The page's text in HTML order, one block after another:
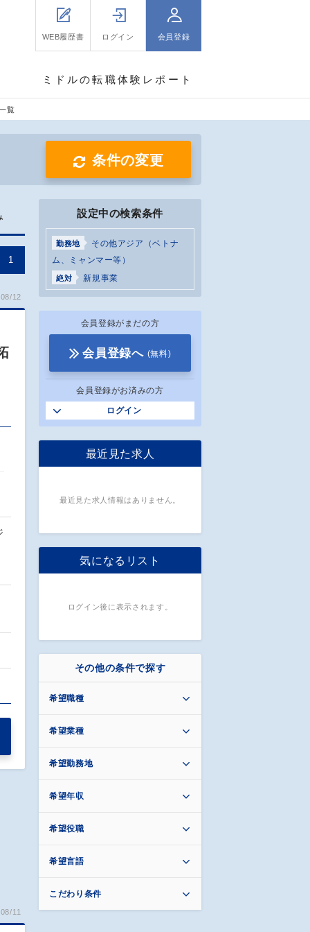
WEB履歴書 ログイン 会員登録
ミドルの転職体験レポート
覧
条件の変更
1
12
11
設定中の検索条件
勤務地
その他アジア（ベトナ
ム、ミャンマー等）
絶対 新規事業
会員登録がまだの方
会員登録へ (無料)
会員登録がお済みの方
ログイン
最近見た求人
最近見た求人情報はありません。
気になるリスト
ログイン後に表示されます。
その他の条件で探す
希望職種
希望業種
希望勤務地
希望年収
希望役職
希望言語
こだわり条件